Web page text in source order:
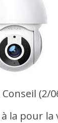
(2/
la pour la